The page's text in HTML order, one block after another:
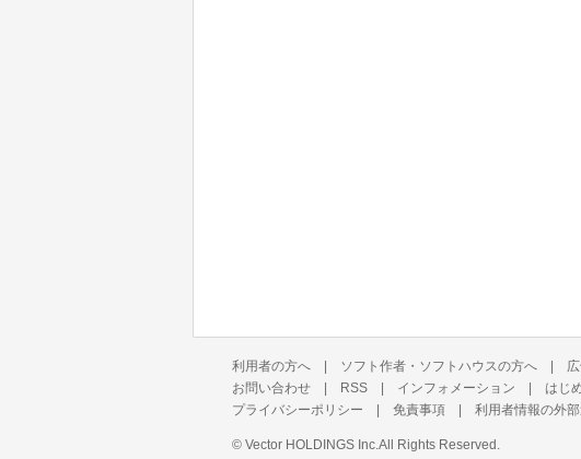
利用者の方へ | ソフト作者・ソフトハウスの方へ |
お問い合わせ | RSS | インフォメーション | はじ
プライバシーポリシー | 免責事項 | 利用者情報の外
© Vector HOLDINGS Inc. All Rights Reserved.